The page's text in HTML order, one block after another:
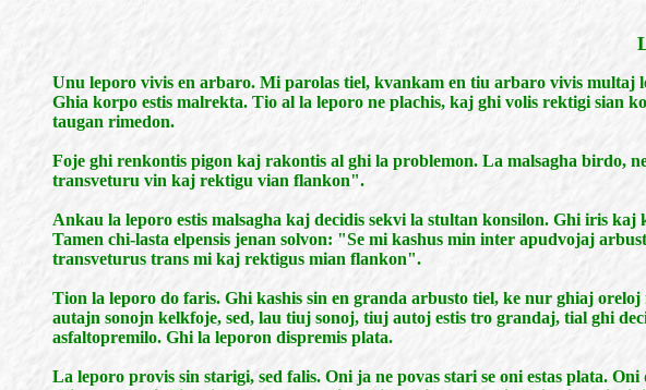
Unu leporo vivis en arbaro. Mi parolas tiel, kvankam en tiu arbaro vivis
Ghia korpo estis malrekta. Tio al la leporo ne plachis, kaj ghi volis rektigi sian
taugan rimedon.
Foje ghi renkontis pigon kaj rakontis al ghi la problemon. La malsagha birdo,
transveturu vin kaj rektigu vian flankon".
Ankau la leporo estis malsagha kaj decidis sekvi la stultan konsilon. Ghi iris
Tamen chi-lasta elpensis jenan solvon: "Se mi kashus min inter apudvojaj
transveturus trans mi kaj rektigus mian flankon".
Tion la leporo do faris. Ghi kashis sin en granda arbusto tiel, ke nur ghiaj
autajn sonojn kelkfoje, sed, lau tiuj sonoj, tiuj autoj estis tro grandaj, tial ghi
asfaltopremilo. Ghi la leporon dispremis plata.
La leporo provis sin starigi, sed falis. Oni ja ne povas stari se oni estas plata.